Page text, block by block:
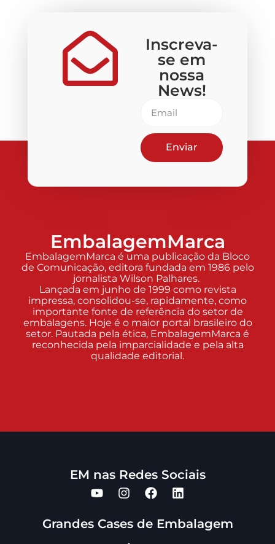
Inscreva-
se em
nossa
News!
Enviar
EmbalagemMarca
EmbalagemMarca é uma publicação da Bloco
de Comunicação, editora fundada em 1986 pelo
jornalista Wilson Palhares.
Lançada em junho de 1999 como revista
impressa, consolidou-se, rapidamente, como
importante fonte de referência do setor de
embalagens. Hoje é o maior portal brasileiro do
setor. Pautada pela ética, EmbalagemMarca é
reconhecida pela imparcialidade e pela alta
qualidade editorial.
EM nas Redes Sociais
Grandes Cases de Embalagem